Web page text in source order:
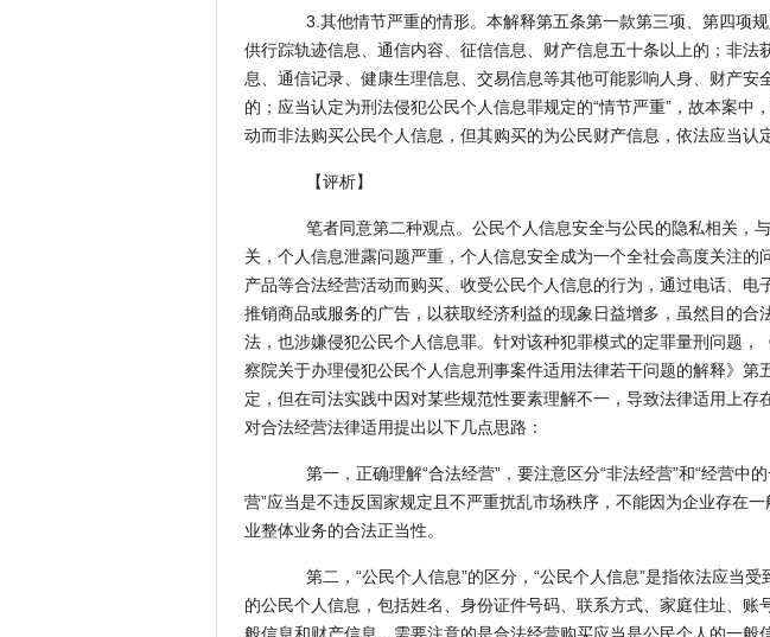
3.其他情节严重的情形。本解释第五条第一款第三项、第四项规
供行踪轨迹信息、通信内容、征信信息、财产信息五十条以上的；非法
息、通信记录、健康生理信息、交易信息等其他可能影响人身、财产安
的；应当认定为刑法侵犯公民个人信息罪规定的“情节严重”，故本案中
动而非法购买公民个人信息，但其购买的为公民财产信息，依法应当认
【评析】
笔者同意第二种观点。公民个人信息安全与公民的隐私相关，
关，个人信息泄露问题严重，个人信息安全成为一个全社会高度关注的
产品等合法经营活动而购买、收受公民个人信息的行为，通过电话、电
推销商品或服务的广告，以获取经济利益的现象日益增多，虽然目的合
法，也涉嫌侵犯公民个人信息罪。针对该种犯罪模式的定罪量刑问题，
察院关于办理侵犯公民个人信息刑事案件适用法律若干问题的解释》第
定，但在司法实践中因对某些规范性要素理解不一，导致法律适用上存
对合法经营法律适用提出以下几点思路：
第一，正确理解“合法经营”，要注意区分“非法经营”和“经营中的
营”应当是不违反国家规定且不严重扰乱市场秩序，不能因为企业存在
业整体业务的合法正当性。
第二，“公民个人信息”的区分，“公民个人信息”是指依法应当受
的公民个人信息，包括姓名、身份证件号码、联系方式、家庭住址、账